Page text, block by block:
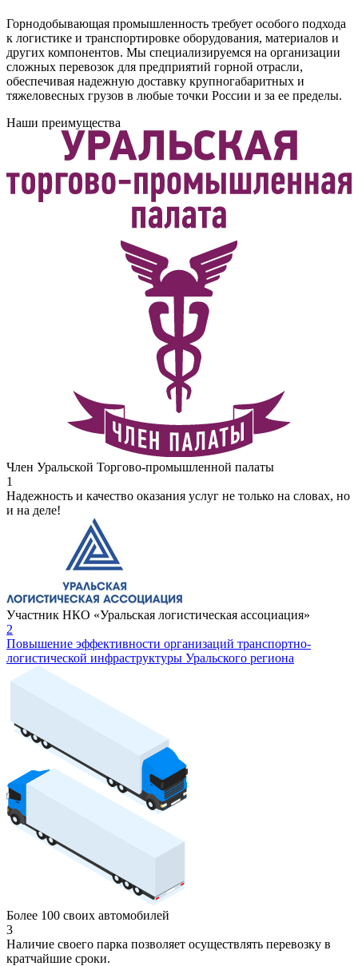
Горнодобывающая промышленность требует особого подхода
к логистике и транспортировке оборудования, материалов и
других компонентов. Мы специализируемся на организации
сложных перевозок для предприятий горной отрасли,
обеспечивая надежную доставку крупногабаритных и
тяжеловесных грузов в любые точки России и за ее пределы.
Наши преимущества
Член Уральской Торгово-промышленной палаты
1
Надежность и качество оказания услуг не только на словах, но
и на деле!
Участник НКО «Уральская логистическая ассоциация»
2
Повышение эффективности организаций транспортно-
логистической инфраструктуры Уральского региона
Более 100 своих автомобилей
3
Наличие своего парка позволяет осуществлять перевозку в
кратчайшие сроки.